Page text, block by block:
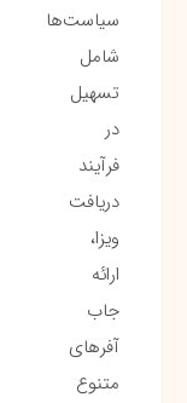
سیاست‌ها
شامل
تسهیل
در
فرآیند
دریافت
ویزا،
ارائه
جاب
آفرهای
متنوع